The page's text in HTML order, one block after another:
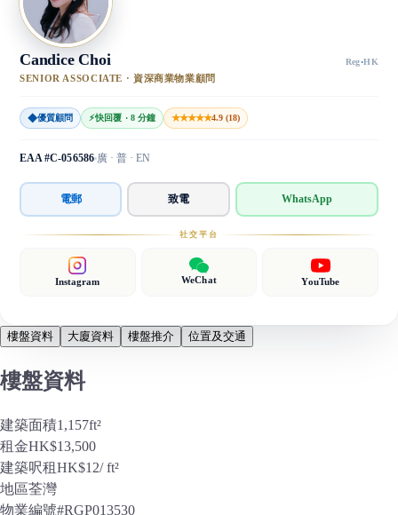
Candice Choi Reg·HK
SENIOR ASSOCIATE · 資深商業物業顧問
◆優質顧問 ⚡快回覆 · 8 分鐘 ★★★★★4.9 (18)
EAA #C-056586 廣 · 普 · EN
電郵 致電 WhatsApp
社交平台
Instagram WeChat YouTube
樓盤資料 大廈資料 樓盤推介 位置及交通
樓盤資料
建築面積1,157ft²
租金HK$13,500
建築呎租HK$12/ ft²
地區荃灣
物業編號#RGP013530